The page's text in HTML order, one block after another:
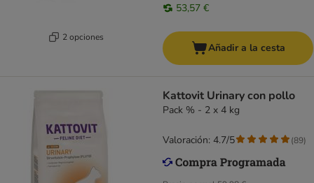
2 opciones
53,57 €
Añadir a la cesta
Kattovit Urinary con pollo
Pack % - 2 x 4 kg
Valoración: 4.7/5 (89)